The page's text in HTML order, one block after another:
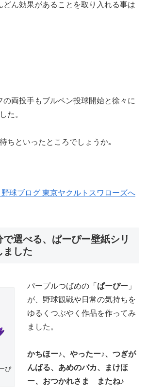
どん効果があることを取り入れる事は
の両投手もブルペン投球開始と徐々に
た。
ちといったところでしょうか｡
で選べる、ぱーぴー壁紙シリ
ました
ぴ
パープルつばめの「 ぱーぴー 」
が、野球観戦や日常の気持ちを
ゆるくつぶやく作品を作ってみ
ました。
かちほー♪、やったー♪、つぎが
んばる、あめのバカ、まけほ
ー、おつかれさま またね♪